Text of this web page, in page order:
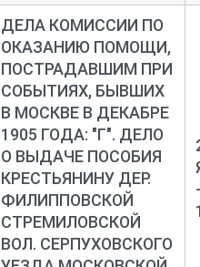
ДЕЛА КОМИССИИ ПО
ОКАЗАНИЮ ПОМОЩИ,
ПОСТРАДАВШИМ ПРИ
СОБЫТИЯХ, БЫВШИХ
В МОСКВЕ В ДЕКАБРЕ
1905 ГОДА: "Г". ДЕЛО
О ВЫДАЧЕ ПОСОБИЯ
КРЕСТЬЯНИНУ ДЕР.
ФИЛИППОВСКОЙ
СТРЕМИЛОВСКОЙ
ВОЛ. СЕРПУХОВСКОГО